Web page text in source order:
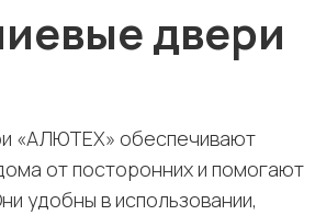
двери
«АЛЮТЕХ» обеспечивают
от посторонних и помогают
удобны в использовании,